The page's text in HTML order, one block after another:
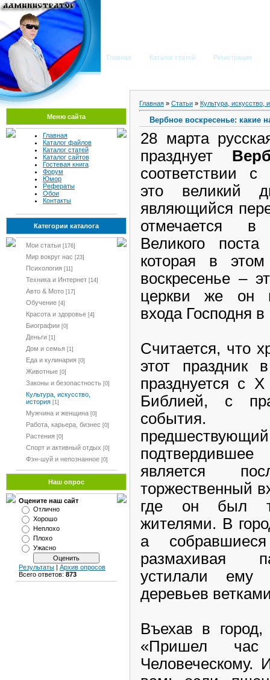
Главная Каталог статей Регистрация
Меню сайта
Главная
Каталог файлов
Каталог статей
Каталог сайтов
Гостевая книга
Форум
Юмор
Рефераты
Обои
Контакты
Категории каталога
Мои статьи [176]
Мир вокруг нас [23]
Психология [11]
Техника и Интернет [14]
Авто & Мото [17]
Обучение [4]
Красота и здоровье [4]
Биографии [0]
Деньги [1]
Дом и семья [1]
Еда и кулинария [0]
Животные [0]
Законы и безопастность [0]
Культура, искусство,
история [1]
Мужчина и женщина [0]
Работа, карьера, бизнес [0]
Растения [0]
Спорт и активный отдых [0]
Фэн-шуй и непознанное [0]
Наш опрос
Оцените наш сайт
Отлично
Хорошо
Неплохо
Плохо
Ужасно
Результаты | Архив опросов
Всего ответов: 873
Главная » Статьи » Культура, искусство,
Вербное воскресенье: какие
28 марта
празднует
соответствии
это великий
являющийся
отмечается в
Великого
которая в
воскресенье –
церкви же он
входа Господня в
Считается, что
этот
празднуется с
Библией, с
события.
является
торжественный
где он был
жителями. В
а
размахивая
устилали ему
деревьев
Въехав в
«Пришел час
Человеческому.